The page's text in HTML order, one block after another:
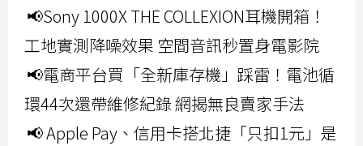
📢Sony 1000X THE COLLEXION耳機開箱！
工地實測降噪效果 空間音訊秒置身電影院
📢電商平台買「全新庫存機」踩雷！電池循
環44次還帶維修紀錄 網揭無良賣家手法
📢 Apple Pay、信用卡搭北捷「只扣1元」是